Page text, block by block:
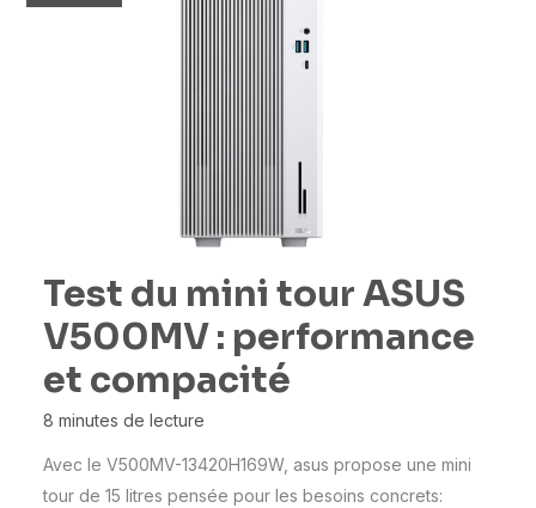
Test du mini tour ASUS
V500MV : performance
et compacité
8 minutes de lecture
Avec le V500MV-13420H169W, asus propose une mini
tour de 15 litres pensée pour les besoins concrets: